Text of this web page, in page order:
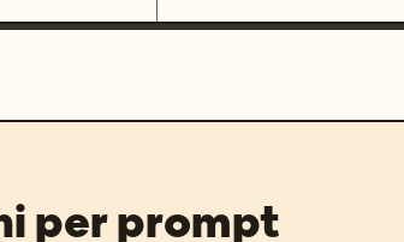
per prompt